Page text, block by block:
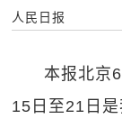
人民日报
本报北京
15日至21日是